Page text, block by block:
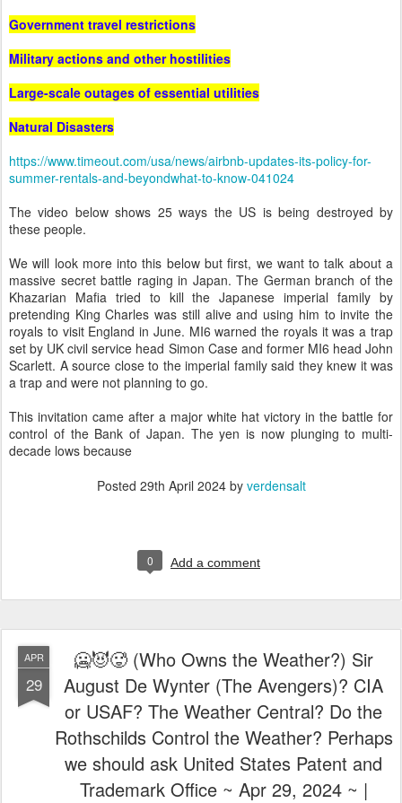
Government travel restrictions
Military actions and other hostilities
Large-scale outages of essential utilities
Natural Disasters
https://www.timeout.com/usa/news/airbnb-updates-its-policy-for-
summer-rentals-and-beyondwhat-to-know-041024
The video below shows 25 ways the US is being destroyed by
these people.
We will look more into this below but first, we want to talk about a
massive secret battle raging in Japan. The German branch of the
Khazarian Mafia tried to kill the Japanese imperial family by
pretending King Charles was still alive and using him to invite the
royals to visit England in June. MI6 warned the royals it was a trap
set by UK civil service head Simon Case and former MI6 head John
Scarlett. A source close to the imperial family said they knew it was
a trap and were not planning to go.
This invitation came after a major white hat victory in the battle for
control of the Bank of Japan. The yen is now plunging to multi-
decade lows because
Posted 29th April 2024by verdensalt
0 Add a comment
APR
29
🥶😈🥵 (Who Owns the Weather?) Sir
August De Wynter (The Avengers)? CIA
or USAF? The Weather Central? Do the
Rothschilds Control the Weather? Perhaps
we should ask United States Patent and
Trademark Office​ ~ Apr 29, 2024 ~ |